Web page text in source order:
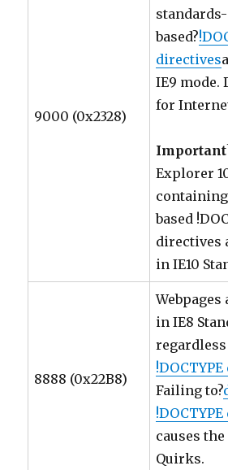
9000 (0x2328)
standards-
based?
directives
IE9 mode.
for
Important
Explorer
based
directives
in IE10
8888 (0x22B8)
in IE8
regardless
Failing to?
causes
Quirks.